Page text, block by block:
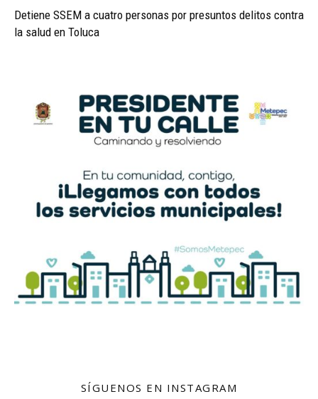
Detiene SSEM a cuatro personas por presuntos delitos contra
la salud en Toluca
SÍGUENOS EN INSTAGRAM